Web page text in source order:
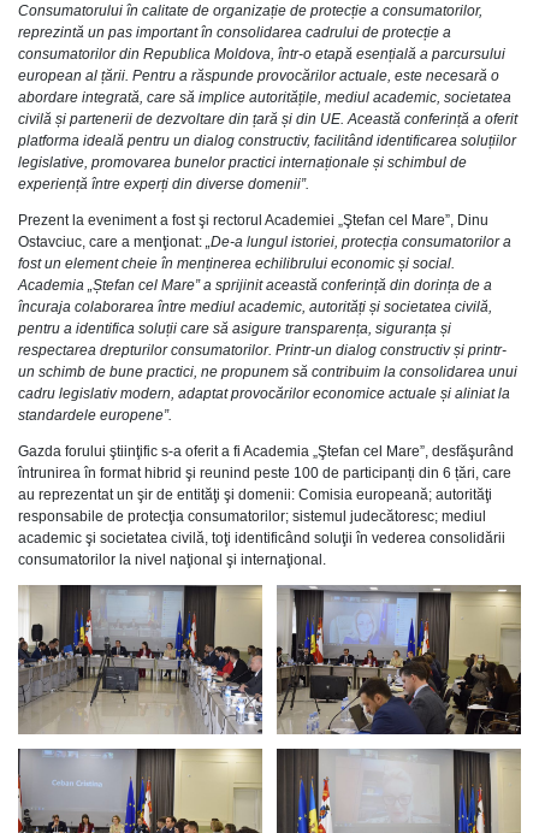
Consumatorului în calitate de organizație de protecție a consumatorilor,
reprezintă un pas important în consolidarea cadrului de protecție a
consumatorilor din Republica Moldova, într-o etapă esențială a parcursului
european al țării. Pentru a răspunde provocărilor actuale, este necesară o
abordare integrată, care să implice autoritățile, mediul academic, societatea
civilă și partenerii de dezvoltare din țară și din UE. Această conferință a oferit
platforma ideală pentru un dialog constructiv, facilitând identificarea soluțiilor
legislative, promovarea bunelor practici internaționale și schimbul de
experiență între experți din diverse domenii”.
Prezent la eveniment a fost şi rectorul Academiei „Ştefan cel Mare”, Dinu
Ostavciuc, care a menţionat: „De-a lungul istoriei, protecția consumatorilor a
fost un element cheie în menținerea echilibrului economic și social.
Academia „Ștefan cel Mare” a sprijinit această conferință din dorința de a
încuraja colaborarea între mediul academic, autorități și societatea civilă,
pentru a identifica soluții care să asigure transparența, siguranța și
respectarea drepturilor consumatorilor. Printr-un dialog constructiv și printr-
un schimb de bune practici, ne propunem să contribuim la consolidarea unui
cadru legislativ modern, adaptat provocărilor economice actuale și aliniat la
standardele europene”.
Gazda forului ştiinţific s-a oferit a fi Academia „Ştefan cel Mare”, desfăşurând
întrunirea în format hibrid şi reunind peste 100 de participanți din 6 țări, care
au reprezentat un şir de entităţi şi domenii: Comisia europeană; autorităţi
responsabile de protecţia consumatorilor; sistemul judecătoresc; mediul
academic şi societatea civilă, toţi identificând soluţii în vederea consolidării
consumatorilor la nivel naţional şi internaţional.